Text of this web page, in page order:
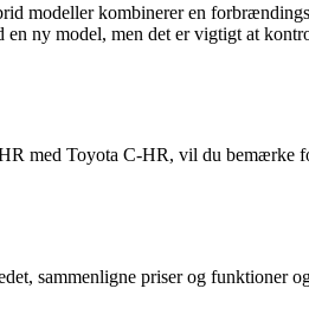
modeller kombinerer en
ny model, men det er vigtigt at
med Toyota C-HR, vil du bemærke
sammenligne priser og funktioner